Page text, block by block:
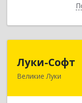
Луки-Софт
Великие Луки182113,